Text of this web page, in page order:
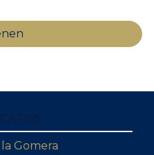
Gomera